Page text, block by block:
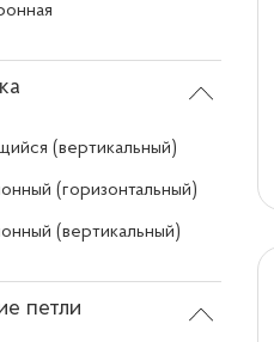
(вертикальный)
(горизонтальный)
(вертикальный)
петли